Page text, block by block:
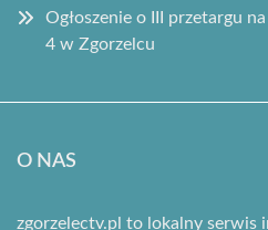
Ogłoszenie o III przetargu
4 w Zgorzelcu
O NAS
zgorzelectv.pl to lokalny serwis